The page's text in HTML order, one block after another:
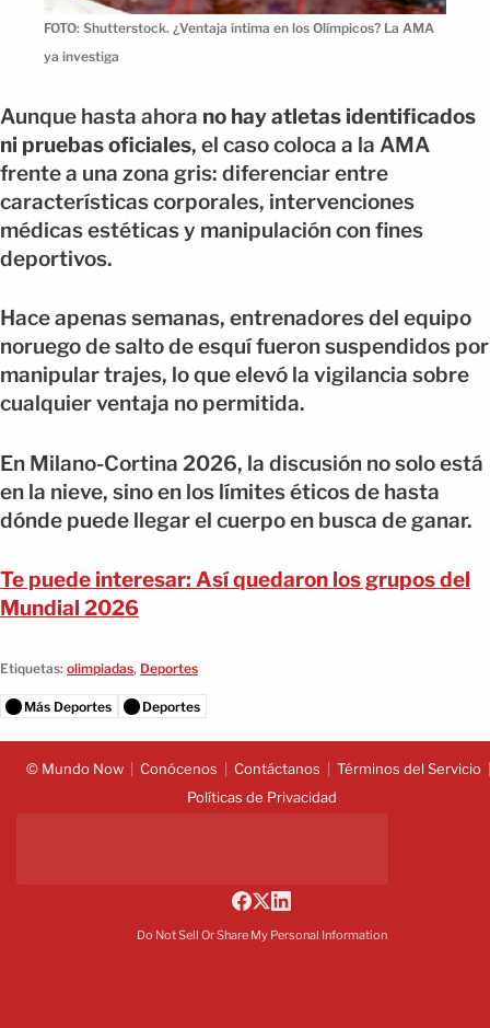
FOTO: Shutterstock. ¿Ventaja íntima en los Olímpicos? La AMA
ya investiga
Aunque hasta ahora no hay atletas identificados
ni pruebas oficiales, el caso coloca a la AMA
frente a una zona gris: diferenciar entre
características corporales, intervenciones
médicas estéticas y manipulación con fines
deportivos.
Hace apenas semanas, entrenadores del equipo
noruego de salto de esquí fueron suspendidos por
manipular trajes, lo que elevó la vigilancia sobre
cualquier ventaja no permitida.
En Milano-Cortina 2026, la discusión no solo está
en la nieve, sino en los límites éticos de hasta
dónde puede llegar el cuerpo en busca de ganar.
Te puede interesar: Así quedaron los grupos del
Mundial 2026
Etiquetas: olimpiadas, Deportes
Más Deportes Deportes
© Mundo Now Conócenos Contáctanos
Términos del Servicio
Políticas de Privacidad
Do Not Sell Or Share My Personal Information